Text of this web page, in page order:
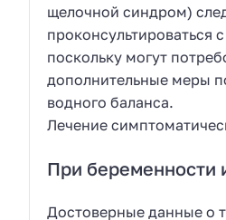
щелочной синдром)
проконсультироваться
поскольку могут
дополнительные меры
водного баланса.
Лечение
При беременности
Достоверные данные о